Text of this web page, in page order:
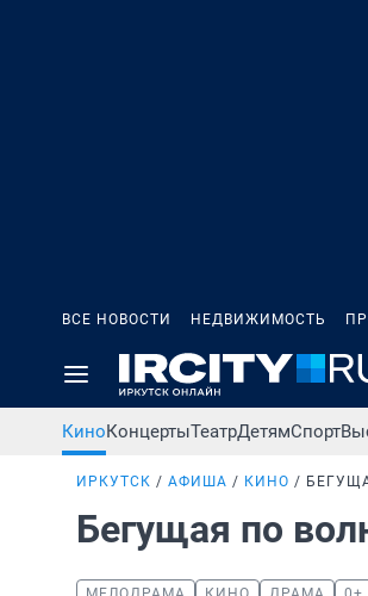
ВСЕ НОВОСТИ НЕДВИЖИМОСТЬ
КиноКонцертыТеатрДетямСпорт
ИРКУТСК АФИША КИНО
Бегущая по